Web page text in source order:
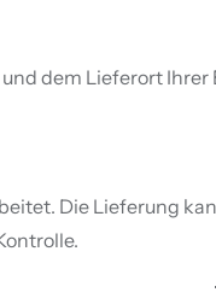
dem Lieferort
Die Lieferung